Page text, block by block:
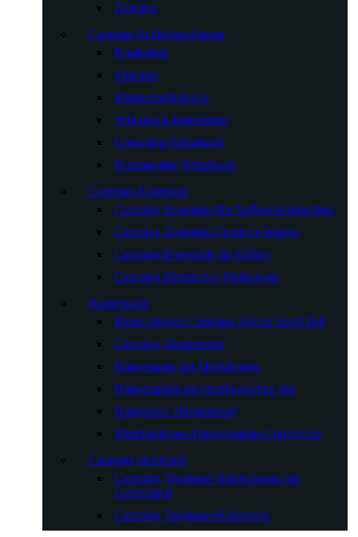
Zeltofen
Camping Schlafausrüstung
Kinderbett
Matratze
Mumienschlafsack
Schlafsack-Innenfutter
Umschlag Schlafsack
Humanoider Schlafsack
Camping-Essentials
Camping Essentials für Aufbewahrungsbox
Camping Essentials Outdoor-Wagen
Camping-Essentials für Kühler
Camping-Eisbrecher-Werkzeuge
Hängematte
Baum hängen Camping Kinder Stuhl Zelt
Camping Hängematte
Hängematte mit Moskitonetz
Hängematten im brasilianischen Stil
Hängender Hängesessel
Multifunktions-Hängematten-Unterdecke
Camping elektrisch
Camping Tragbarer Kühlschrank mit
Gefrierfach
Camping Tragbares Kraftwerk